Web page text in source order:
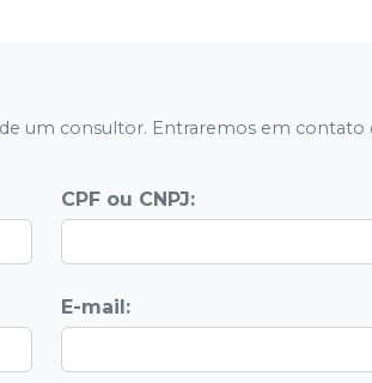
um consultor. Entraremos em contato
CPF ou CNPJ:
E-mail: